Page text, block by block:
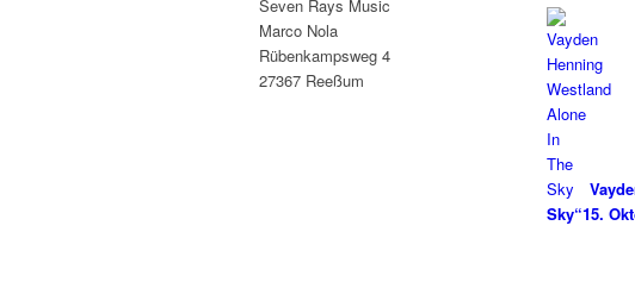
Seven Rays Music
Marco Nola
Rübenkampsweg 4
27367 Reeßum
Sky“15.